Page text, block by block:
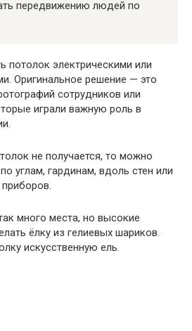
передвижению людей по
потолок электрическими или
Оригинальное решение — это
сотрудников или
играли важную роль в
не получается, то можно
углам, гардинам, вдоль стен или
приборов.
много места, но высокие
ёлку из гелиевых шариков.
искусственную ель.